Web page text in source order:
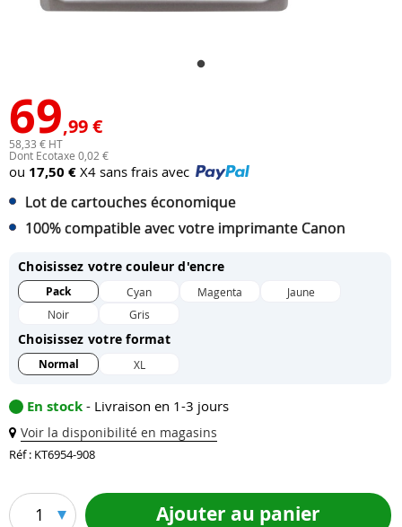
69,99 €
58,33 € HT
Dont Ecotaxe 0,02 €
ou 17,50 € X4 sans frais avec
Lot de cartouches économique
100% compatible avec votre imprimante Canon
Choisissez votre couleur d'encre
Pack Cyan Magenta
Jaune
Noir
Gris
Choisissez votre format
Normal XL
En stock - Livraison en 1-3 jours
Voir la disponibilité en magasins
Réf : KT6954-908
1 Ajouter au panier